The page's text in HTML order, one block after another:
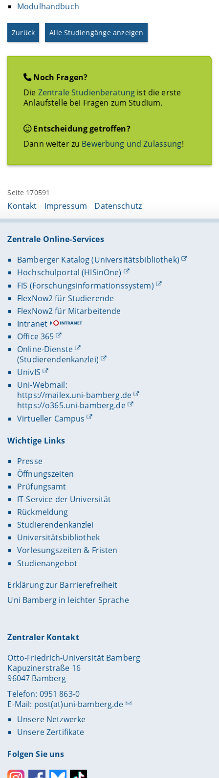
Noch Fragen?
Die Zentrale Studienberatung ist die erste
Anlaufstelle bei Fragen zum Studium.
Entscheidung getroffen?
Dann weiter zu Bewerbung und Zulassung!
Modulhandbuch
Zurück Alle Studiengänge anzeigen
Seite 170591
Kontakt Impressum Datenschutz
Zentrale Online-Services
Bamberger Katalog (Universitätsbibliothek)
Hochschulportal (HISinOne)
FIS (Forschungsinformationssystem)
FlexNow2 für Studierende
FlexNow2 für Mitarbeitende
Intranet
Office 365
Online-Dienste
(Studierendenkanzlei)
UnivIS
Uni-Webmail:
https://mailex.uni-bamberg.de
https://o365.uni-bamberg.de
Virtueller Campus
Wichtige Links
Presse
Öffnungszeiten
Prüfungsamt
IT-Service der Universität
Rückmeldung
Studierendenkanzlei
Universitätsbibliothek
Vorlesungszeiten & Fristen
Studienangebot
Erklärung zur Barrierefreiheit
Uni Bamberg in leichter Sprache
Zentraler Kontakt
Otto-Friedrich-Universität Bamberg
Kapuzinerstraße 16
96047 Bamberg
Telefon: 0951 863-0
E-Mail: post(at)uni-bamberg.de
Unsere Netzwerke
Unsere Zertifikate
Folgen Sie uns